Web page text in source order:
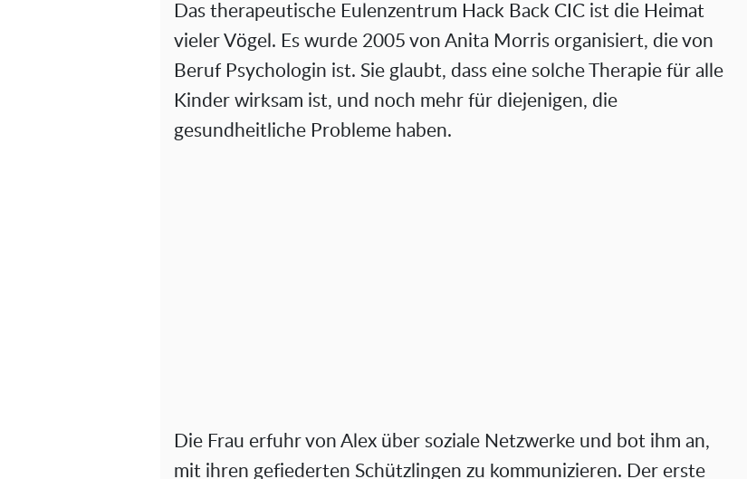
Das therapeutische Eulenzentrum Hack Back CIC ist die Heimat
vieler Vögel. Es wurde 2005 von Anita Morris organisiert, die von
Beruf Psychologin ist. Sie glaubt, dass eine solche Therapie für alle
Kinder wirksam ist, und noch mehr für diejenigen, die
gesundheitliche Probleme haben.
Die Frau erfuhr von Alex über soziale Netzwerke und bot ihm an,
mit ihren gefiederten Schützlingen zu kommunizieren. Der erste